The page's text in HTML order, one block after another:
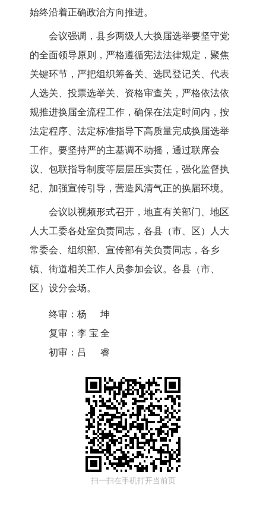
始终沿着正确政治方向推进。
会议强调，县乡两级人大换届选举要坚守党
的全面领导原则，严格遵循宪法法律规定，聚焦
关键环节，严把组织筹备关、选民登记关、代表
人选关、投票选举关、资格审查关，严格依法依
规推进换届全流程工作，确保在法定时间内，按
法定程序、法定标准指导下高质量完成换届选举
工作。要坚持严的主基调不动摇，通过联席会
议、包联指导制度等层层压实责任，强化监督执
纪、加强宣传引导，营造风清气正的换届环境。
会议以视频形式召开，地直有关部门、地区
人大工委各处室负责同志，各县（市、区）人大
常委会、组织部、宣传部有关负责同志，各乡
镇、街道相关工作人员参加会议。各县（市、
区）设分会场。
终审： 杨坤
复审： 李宝全
初审： 吕睿
扫一扫在手机打开当前页